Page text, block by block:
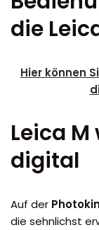
die
Hier können
Leica
digital
Auf der
die sehnlichst